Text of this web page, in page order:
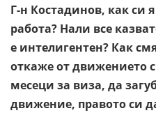
Г-н Костадинов, как си
работа? Нали все
е интелигентен? Как
откаже от движението
месеци за виза, да
движение, правото си